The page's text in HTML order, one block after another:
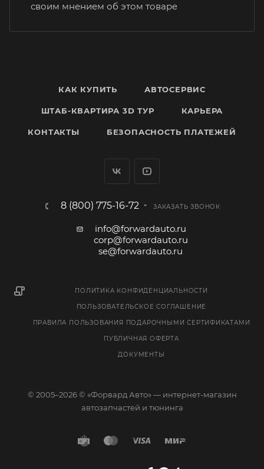
своим мнением об этом товаре
КАК КУПИТЬ АВТОСЕРВИС
ШТАБ-КВАРТИРА 3D ТУР КАРЬЕРА
КОНТАКТЫ БЕЗОПАСНОСТЬ ПЛАТЕЖЕЙ
8 (800) 775-16-72 ЗАКАЗАТЬ ЗВОНОК
info@forwardauto.ru
corp@forwardauto.ru
se@forwardauto.ru
ПОЛИТИКА КОНФИДЕНЦИАЛЬНОСТИ
ПОЛЬЗОВАТЕЛЬСКОЕ СОГЛАШЕНИЕ
ПРАВИЛА ПОЛЬЗОВАНИЯ ПОДАРОЧНЫМИ СЕРТИФИКАТАМИ
ПУБЛИЧНАЯ ОФЕРТА
ДОКУМЕНТЫ
© 2005–2026 © «Форвард Авто» — интернет-магазин
автозапчастей и тюнинга